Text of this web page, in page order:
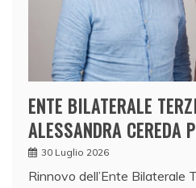
ENTE BILATERALE
ALESSANDRA CEREDA
30 Luglio 2026
Rinnovo dell’Ente Bilaterale